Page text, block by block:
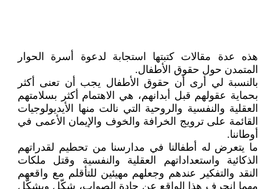
هذه عدة مقالات كتبتها استجابة لدعوة أسرة الحوار
المتمدن حول حقوق الأطفال.
بالنسبة لي أرى أن حقوق الأطفال يجب أن تعنى أكثر
بحماية عقولهم قبل أبدانهم، هي الاهتمام أكثر بسلامتهم
العقلية والنفسية والروحية التي نالت منها الأيديولوجيات
القائمة على ترويج الخرافة والخوف والإيمان الأعمى في
أوطاننا.
ما يتعرض له أطفالنا في مدارسنا من تحطيم لقدراتهم
الذكائية واستعداداتهم العقلية والنفسية وقتل ملكات
النقد والتفكير عندهم وجعلهم مهيئين للتأقلم مع واقعهم
مهما انحرف هذا الواقع عن جادة الصواب، شكّل ويشكّل